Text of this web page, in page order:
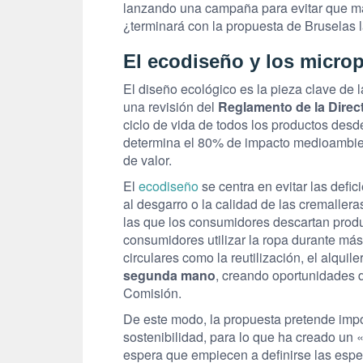
lanzando una campaña para evitarque
¿terminará con la propuesta de Bruselas
El ecodiseño y los
El diseño ecológico es la pieza clave de
una revisión del Reglamento de la
ciclo de vida de todos los productos
determina el 80% de impacto
de valor.
El ecodiseñose centra en evitar las
al desgarro o la calidad de las
las que los consumidores descartan
consumidores utilizar la ropa durante
circulares como la reutilización, el
segunda mano, creando oportunidades
Comisión.
De este modo, la propuesta pretende
sostenibilidad, para lo que ha creado un
espera que empiecen a definirse las